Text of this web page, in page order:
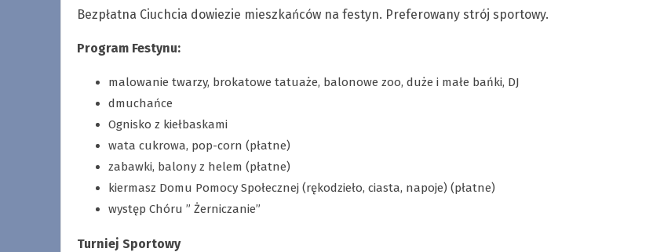
Bezpłatna Ciuchcia dowiezie mieszkańców na festyn. Preferowany strój sportowy.
Program Festynu:
malowanie twarzy, brokatowe tatuaże, balonowe zoo, duże i małe bańki, DJ
dmuchańce
Ognisko z kiełbaskami
wata cukrowa, pop-corn (płatne)
zabawki, balony z helem (płatne)
kiermasz Domu Pomocy Społecznej (rękodzieło, ciasta, napoje) (płatne)
występ Chóru ” Żerniczanie”
Turniej Sportowy